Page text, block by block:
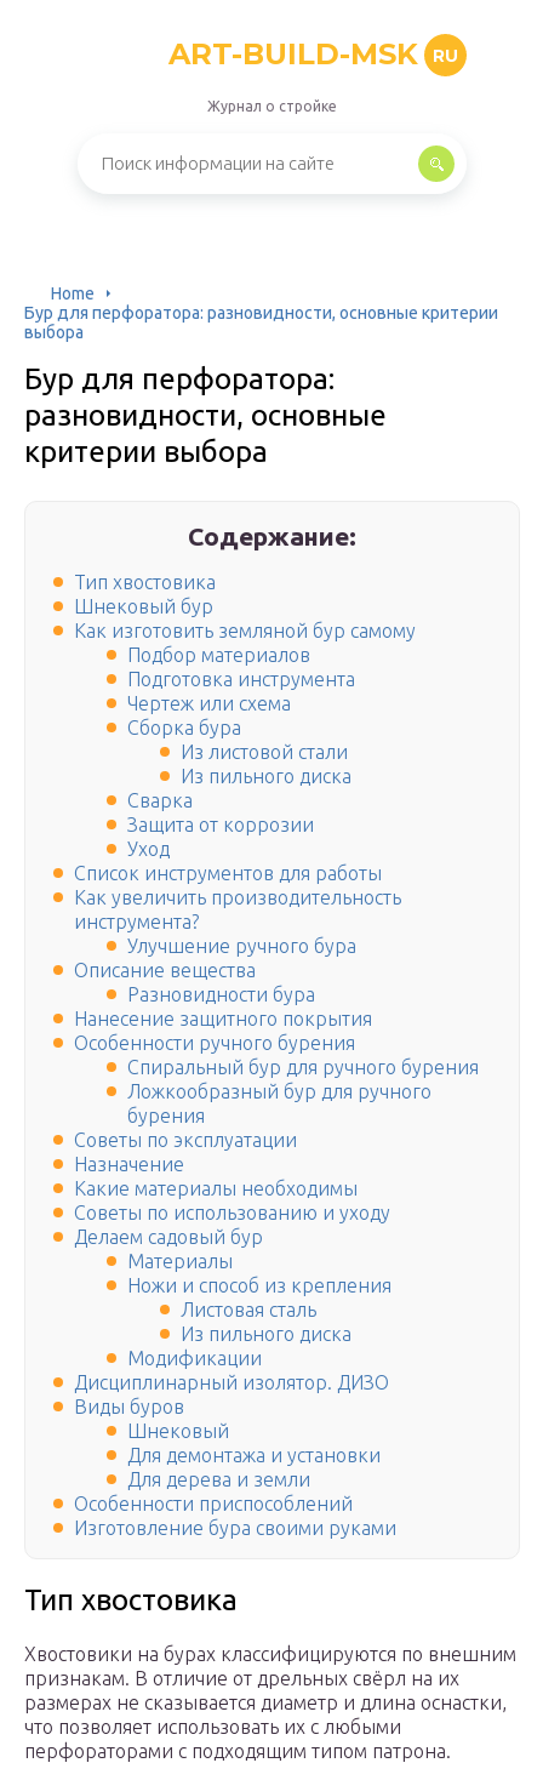
ART-BUILD-MSK RU
Журнал о стройке
Home
Бур для перфоратора: разновидности, основные критерии
выбора
Бур для перфоратора:
разновидности, основные
критерии выбора
Содержание:
Тип хвостовика
Шнековый бур
Как изготовить земляной бур самому
Подбор материалов
Подготовка инструмента
Чертеж или схема
Сборка бура
Из листовой стали
Из пильного диска
Сварка
Защита от коррозии
Уход
Список инструментов для работы
Как увеличить производительность
инструмента?
Улучшение ручного бура
Описание вещества
Разновидности бура
Нанесение защитного покрытия
Особенности ручного бурения
Спиральный бур для ручного бурения
Ложкообразный бур для ручного
бурения
Советы по эксплуатации
Назначение
Какие материалы необходимы
Советы по использованию и уходу
Делаем садовый бур
Материалы
Ножи и способ из крепления
Листовая сталь
Из пильного диска
Модификации
Дисциплинарный изолятор. ДИЗО
Виды буров
Шнековый
Для демонтажа и установки
Для дерева и земли
Особенности приспособлений
Изготовление бура своими руками
Тип хвостовика
Хвостовики на бурах классифицируются по внешним
признакам. В отличие от дрельных свёрл на их
размерах не сказывается диаметр и длина оснастки,
что позволяет использовать их с любыми
перфораторами с подходящим типом патрона.